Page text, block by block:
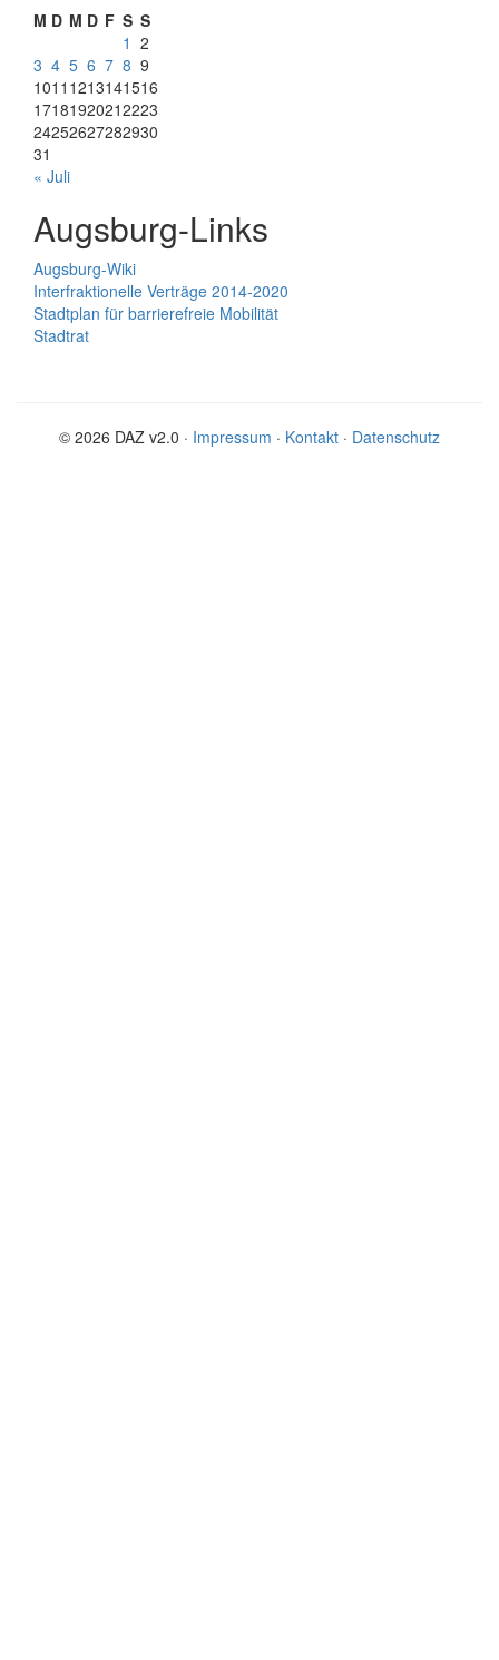
M D M D F S S
1 2
3 4 5 6 7 8 9
1011 1213141516
17181920212223
24252627282930
31
« Juli
Augsburg-Links
Augsburg-Wiki
Interfraktionelle Verträge 2014-2020
Stadtplan für barrierefreie Mobilität
Stadtrat
© 2026 DAZ v2.0 · Impressum · Kontakt · Datenschutz